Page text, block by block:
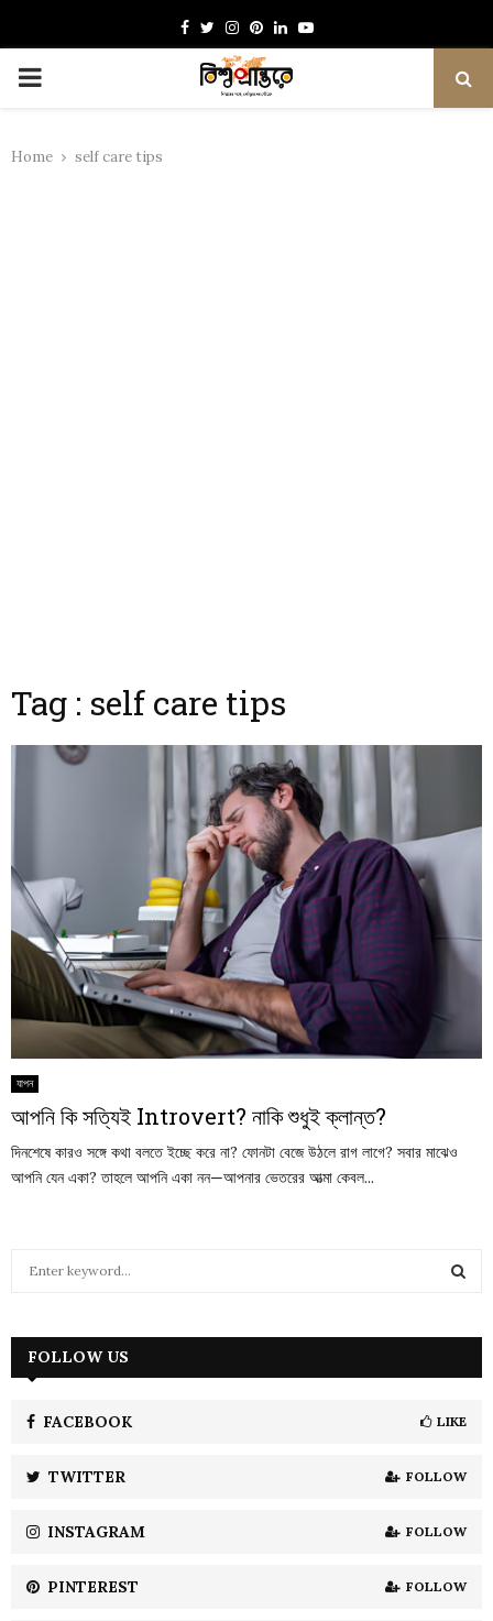
Facebook
TwitterInstagram
Pinterest
LinkedinYoutube
PRIMARY
Home self care tips
Tag : self care tips
যাপন
আপনি কি সত্যিই Introvert? নাকি শুধুই ক্লান্ত?
দিনশেষে কারও সঙ্গে কথা বলতে ইচ্ছে করে না? ফোনটা বেজে উঠলে রাগ লাগে? সবার মাঝেও
আপনি যেন একা? তাহলে আপনি একা নন—আপনার ভেতরের আত্মা কেবল...
h
H
FOLLOW US
FACEBOOK LIKE
TWITTER FOLLOW
INSTAGRAM FOLLOW
PINTEREST FOLLOW